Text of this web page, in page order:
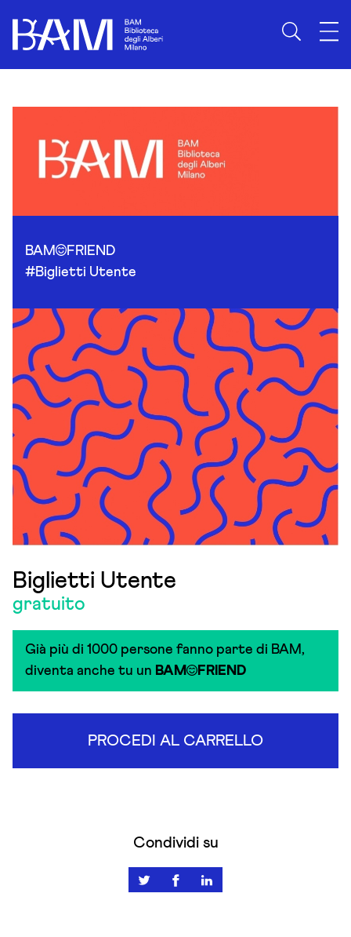
BAM
FRIEND
#Biglietti Utente
Biglietti Utente
gratuito
Già più di 1000 persone fanno parte di BAM,
diventa anche tu un BAM FRIEND
PROCEDI AL CARRELLO
Condividi su